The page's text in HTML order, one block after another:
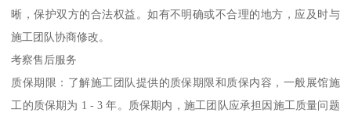
晰，保护双方的合法权益。如有不明确或不合理的地方，应及时与
施工团队协商修改。
考察售后服务
质保期限：了解施工团队提供的质保期限和质保内容，一般展馆施
工的质保期为 1 - 3 年。质保期内，施工团队应承担因施工质量问题